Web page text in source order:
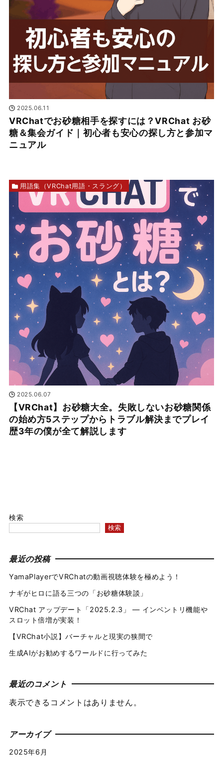
2025.06.11
VRChatでお砂糖相手を探すには？VRChat お砂
糖＆集会ガイド｜初心者も安心の探し方と参加マ
ニュアル
2025.06.07
【VRChat】お砂糖大全。失敗しないお砂糖関係
の始め方5ステップからトラブル解決までプレイ
歴3年の僕が全て解説します
用語集（VRChat用語・スラング）
検索
検索
最近の投稿
YamaPlayerでVRChatの動画視聴体験を極めよう！
ナギがヒロに語る三つの「お砂糖体験談」
VRChat アップデート「2025.2.3」 — インベントリ機能や
スロット倍増が実装！
【VRChat小説】バーチャルと現実の狭間で
生成AIがお勧めするワールドに行ってみた
最近のコメント
表示できるコメントはありません。
アーカイブ
2025年6月